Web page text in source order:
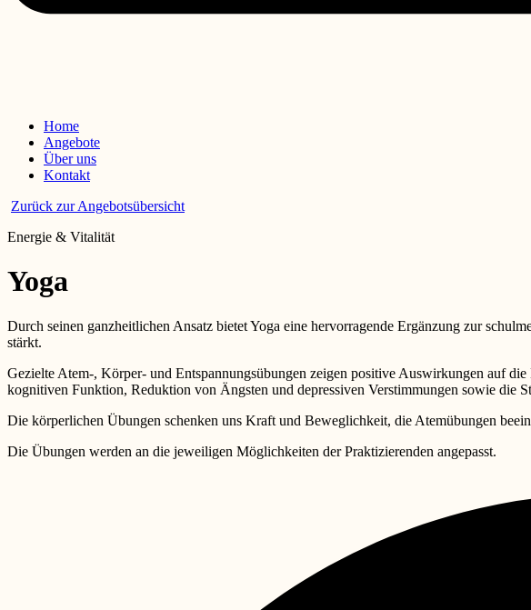
Home
Angebote
Über uns
Kontakt
Zurück zur Angebotsübersicht
Energie & Vitalität
Yoga
Durch seinen ganzheitlichen Ansatz bietet Yoga eine hervorragende Ergänzung zur
stärkt.
Gezielte Atem-, Körper- und Entspannungsübungen zeigen positive Auswirkungen auf
kognitiven Funktion, Reduktion von Ängsten und depressiven Verstimmungen sowie die
Die körperlichen Übungen schenken uns Kraft und Beweglichkeit, die Atemübungen
Die Übungen werden an die jeweiligen Möglichkeiten der Praktizierenden angepasst.